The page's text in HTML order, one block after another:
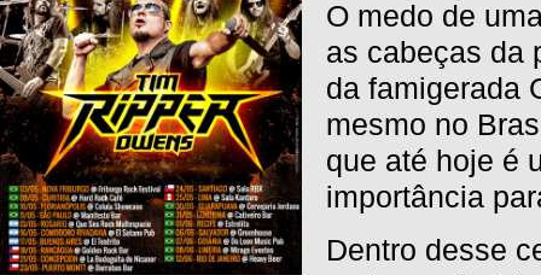
O medo de
as cabeças da
da famigerada
mesmo no
que até hoje é
importância
Dentro desse